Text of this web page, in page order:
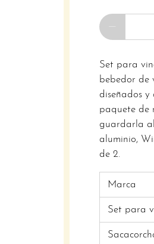
Cantidad
Set para
bebedor de
diseñados y
paquete de
guardarla al
aluminio,
de 2.
Marca
Set para